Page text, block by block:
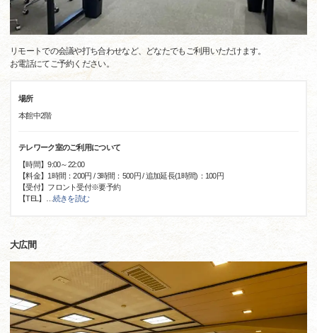
リモートでの会議や打ち合わせなど、どなたでもご利用いただけます。
お電話にてご予約ください。
場所
本館中2階
テレワーク室のご利用について
【時間】9:00～22:00
【料金】1時間：200円 / 3時間：500円 / 追加延長(1時間)：100円
【受付】フロント受付※要予約
【TEL】
続きを読む
大広間